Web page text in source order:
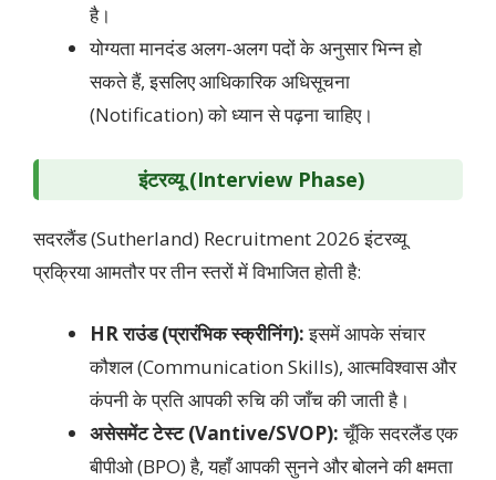
है।
योग्यता मानदंड अलग-अलग पदों के अनुसार भिन्न हो
सकते हैं, इसलिए आधिकारिक अधिसूचना
(Notification) को ध्यान से पढ़ना चाहिए।
इंटरव्यू (Interview Phase)
सदरलैंड (Sutherland) Recruitment 2026 इंटरव्यू
प्रक्रिया आमतौर पर तीन स्तरों में विभाजित होती है:
HR राउंड (प्रारंभिक स्क्रीनिंग):इसमें आपके संचार
कौशल (Communication Skills), आत्मविश्वास और
कंपनी के प्रति आपकी रुचि की जाँच की जाती है।
असेसमेंट टेस्ट (Vantive/SVOP):चूँकि सदरलैंड एक
बीपीओ (BPO) है, यहाँ आपकी सुनने और बोलने की क्षमता